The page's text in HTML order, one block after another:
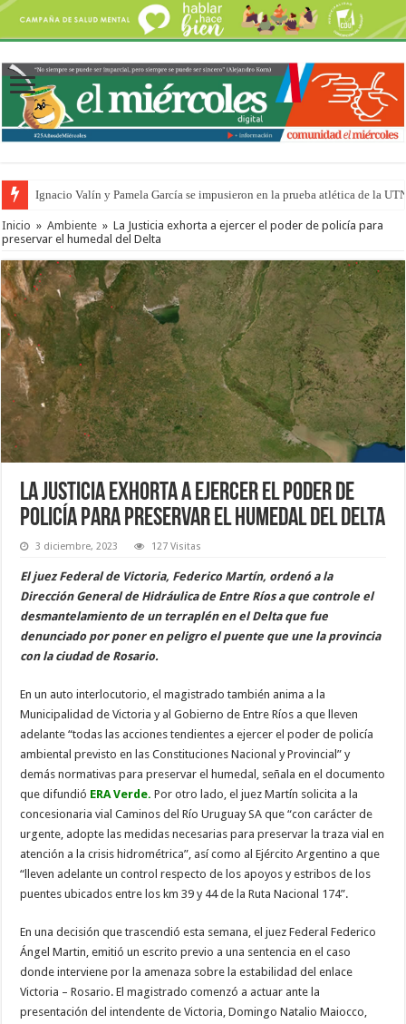
Ignacio Valín y Pamela García se impusieron en la prueba atlética de la
Inicio » Ambiente » La Justicia exhorta a ejercer el poder de policía para
preservar el humedal del Delta
La Justicia exhorta a ejercer el poder de
policía para preservar el humedal del Delta
3 diciembre, 2023 127 Visitas
El juez Federal de Victoria, Federico Martín, ordenó a la
Dirección General de Hidráulica de Entre Ríos a que controle el
desmantelamiento de un terraplén en el Delta que fue
denunciado por poner en peligro el puente que une la provincia
con la ciudad de Rosario.
En un auto interlocutorio, el magistrado también anima a la
Municipalidad de Victoria y al Gobierno de Entre Ríos a que lleven
adelante “todas las acciones tendientes a ejercer el poder de policía
ambiental previsto en las Constituciones Nacional y Provincial” y
demás normativas para preservar el humedal, señala en el documento
que difundió ERA Verde. Por otro lado, el juez Martín solicita a la
concesionaria vial Caminos del Río Uruguay SA que “con carácter de
urgente, adopte las medidas necesarias para preservar la traza vial en
atención a la crisis hidrométrica”, así como al Ejército Argentino a que
“lleven adelante un control respecto de los apoyos y estribos de los
puentes ubicados entre los km 39 y 44 de la Ruta Nacional 174”.
En una decisión que trascendió esta semana, el juez Federal Federico
Ángel Martin, emitió un escrito previo a una sentencia en el caso
donde interviene por la amenaza sobre la estabilidad del enlace
Victoria – Rosario. El magistrado comenzó a actuar ante la
presentación del intendente de Victoria, Domingo Natalio Maiocco,